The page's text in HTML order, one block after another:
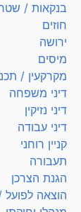
בנקאות /
חוזים
ירושה
מיסים
מקרקעין /
דיני משפחה
דיני נזיקין
דיני עבודה
קניין רוחני
תעבורה
הגנת הצרכן
הוצאה